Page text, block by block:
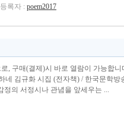
록자 : poem2017
로, 구매(결제)시 바로 열람이 가능합
네 김규화 시집 (전자책) / 한국문학
정의 서정시나 관념을 앞세우는 ...